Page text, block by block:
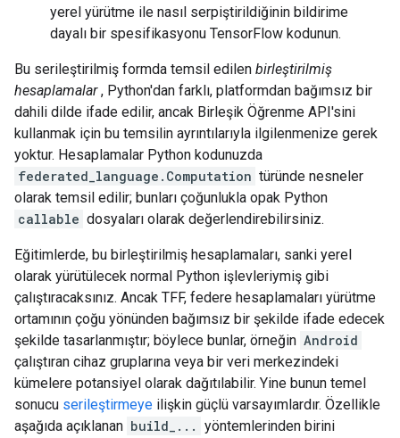
yerel yürütme ile nasıl serpiştirildiğinin bildirime
dayalı bir spesifikasyonu TensorFlow kodunun.
Bu serileştirilmiş formda temsil edilen birleştirilmiş
hesaplamalar, Python'dan farklı, platformdan bağımsız bir
dahili dilde ifade edilir, ancak Birleşik Öğrenme API'sini
kullanmak için bu temsilin ayrıntılarıyla ilgilenmenize gerek
yoktur. Hesaplamalar Python kodunuzda
federated_language.Computation türünde nesneler
olarak temsil edilir; bunları çoğunlukla opak Python
callable dosyaları olarak değerlendirebilirsiniz.
Eğitimlerde, bu birleştirilmiş hesaplamaları, sanki yerel
olarak yürütülecek normal Python işlevleriymiş gibi
çalıştıracaksınız. Ancak TFF, federe hesaplamaları yürütme
ortamının çoğu yönünden bağımsız bir şekilde ifade edecek
şekilde tasarlanmıştır; böylece bunlar, örneğin Android
çalıştıran cihaz gruplarına veya bir veri merkezindeki
kümelere potansiyel olarak dağıtılabilir. Yine bunun temel
sonucu serileştirmeye ilişkin güçlü varsayımlardır. Özellikle
aşağıda açıklanan build_... yöntemlerinden birini